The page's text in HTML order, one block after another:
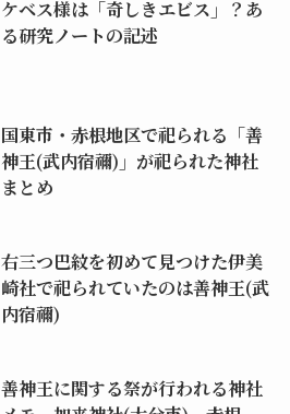
ケベス様は「奇しきエビス」？あ
る研究ノートの記述
国東市・赤根地区で祀られる「善
神王(武内宿禰)」が祀られた神社
まとめ
右三つ巴紋を初めて見つけた伊美
崎社で祀られていたのは善神王(武
内宿禰)
善神王に関する祭が行われる神社